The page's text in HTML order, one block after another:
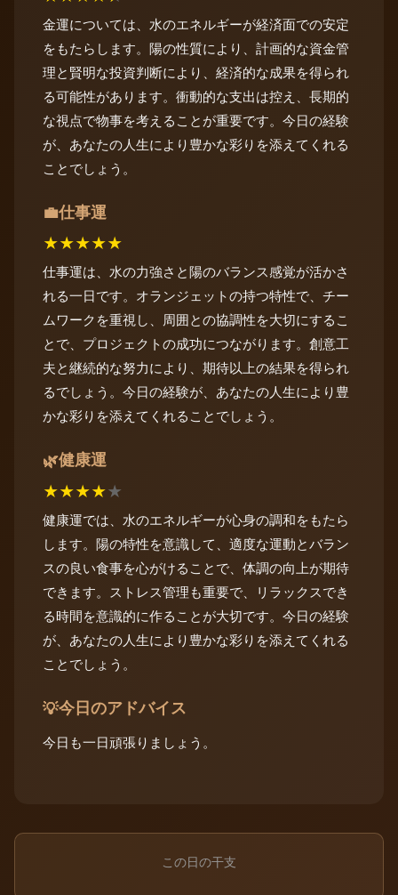
金運については、水のエネルギーが経済面での安定
をもたらします。陽の性質により、計画的な資金管
理と賢明な投資判断により、経済的な成果を得られ
る可能性があります。衝動的な支出は控え、長期的
な視点で物事を考えることが重要です。今日の経験
が、あなたの人生により豊かな彩りを添えてくれる
ことでしょう。
💼仕事運
★★★★★
仕事運は、水の力強さと陽のバランス感覚が活かさ
れる一日です。オランジェットの持つ特性で、チー
ムワークを重視し、周囲との協調性を大切にするこ
とで、プロジェクトの成功につながります。創意工
夫と継続的な努力により、期待以上の結果を得られ
るでしょう。今日の経験が、あなたの人生により豊
かな彩りを添えてくれることでしょう。
🌿健康運
★★★★★
健康運では、水のエネルギーが心身の調和をもたら
します。陽の特性を意識して、適度な運動とバラン
スの良い食事を心がけることで、体調の向上が期待
できます。ストレス管理も重要で、リラックスでき
る時間を意識的に作ることが大切です。今日の経験
が、あなたの人生により豊かな彩りを添えてくれる
ことでしょう。
💡今日のアドバイス
今日も一日頑張りましょう。
この日の干支